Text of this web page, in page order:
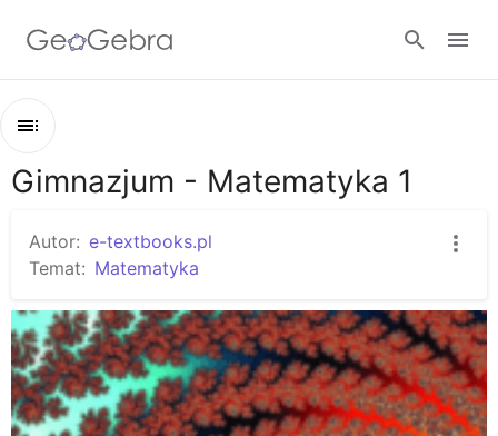
Google Classroom
GeoGebra Classroom
Zarys
Podstawowe figury płaskie
Gimnazjum - Matematyka 1
Autor: e-textbooks.pl
Temat: Matematyka